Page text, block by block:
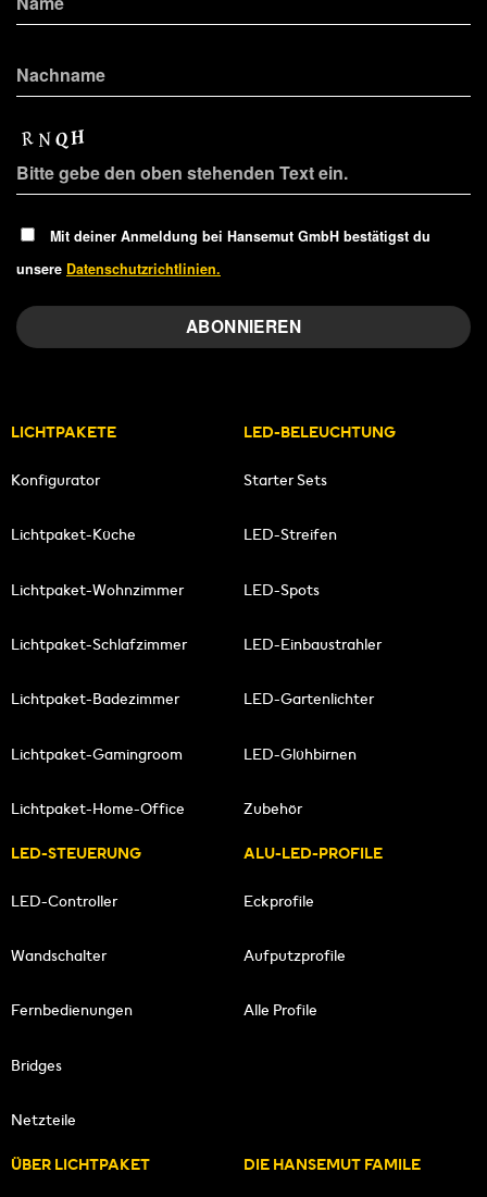
Mit deiner Anmeldung bei Hansemut GmbH bestätigst du
unsere Datenschutzrichtlinien.
LICHTPAKETE
Konfigurator
Lichtpaket-Küche
Lichtpaket-Wohnzimmer
Lichtpaket-Schlafzimmer
Lichtpaket-Badezimmer
Lichtpaket-Gamingroom
Lichtpaket-Home-Office
LED-BELEUCHTUNG
Starter Sets
LED-Streifen
LED-Spots
LED-Einbaustrahler
LED-Gartenlichter
LED-Glühbirnen
Zubehör
LED-STEUERUNG
LED-Controller
Wandschalter
Fernbedienungen
Bridges
Netzteile
ALU-LED-PROFILE
Eckprofile
Aufputzprofile
Alle Profile
ÜBER LICHTPAKET DIE HANSEMUT FAMILE